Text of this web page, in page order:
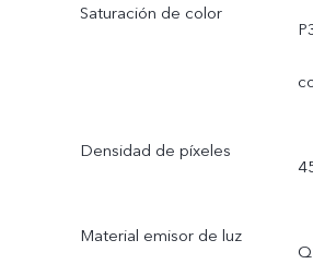
Saturación de color
Densidad de píxeles
Material emisor de luz